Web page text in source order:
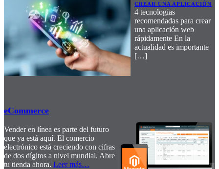
CREAR UNA APLICACIÓN
4 tecnologías
recomendadas para crear
una aplicación web
rápidamente En la
actualidad es importante
[…]
eCommerce
Vender en línea es parte del futuro
que ya está aquí. El comercio
electrónico está creciendo con cifras
de dos dígitos a nivel mundial. Abre
tu tienda ahora. Leer más…